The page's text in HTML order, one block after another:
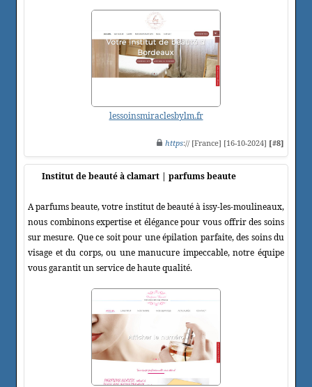
lessoinsmiraclesbylm.fr
https:// [France] [16-10-2024] [#8]
Institut de beauté à clamart | parfums beaute
A parfums beaute, votre institut de beauté à issy-les-moulineaux,
nous combinons expertise et élégance pour vous offrir des soins
sur mesure. Que ce soit pour une épilation parfaite, des soins du
visage et du corps, ou une manucure impeccable, notre équipe
vous garantit un service de haute qualité.